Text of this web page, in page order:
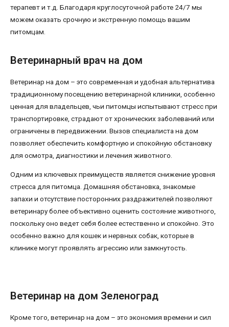
терапевт и т.д. Благодаря круглосуточной работе 24/7 мы
можем оказать срочную и экстренную помощь вашим
питомцам.
Ветеринарный врач на дом
Ветеринар на дом – это современная и удобная альтернатива
традиционному посещению ветеринарной клиники, особенно
ценная для владельцев, чьи питомцы испытывают стресс при
транспортировке, страдают от хронических заболеваний или
ограничены в передвижении. Вызов специалиста на дом
позволяет обеспечить комфортную и спокойную обстановку
для осмотра, диагностики и лечения животного.
Одним из ключевых преимуществ является снижение уровня
стресса для питомца. Домашняя обстановка, знакомые
запахи и отсутствие посторонних раздражителей позволяют
ветеринару более объективно оценить состояние животного,
поскольку оно ведет себя более естественно и спокойно. Это
особенно важно для кошек и нервных собак, которые в
клинике могут проявлять агрессию или замкнутость.
Ветеринар на дом Зеленоград
Кроме того, ветеринар на дом – это экономия времени и сил